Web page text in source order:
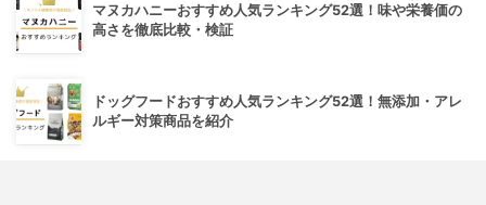
マヌカハニーおすすめ人気ランキング52選！味や栄養価の
高さを徹底比較・検証
ドッグフードおすすめ人気ランキング52選！無添加・アレ
ルギー対策商品を紹介